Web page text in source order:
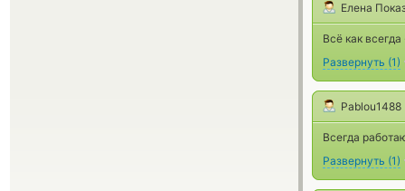
Елена
Всё как
Развернуть (1)
Pablou1488
Всегда
Развернуть (1)